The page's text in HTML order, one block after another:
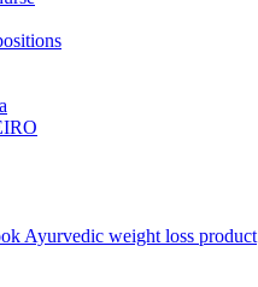
Ayurvedic weight loss product